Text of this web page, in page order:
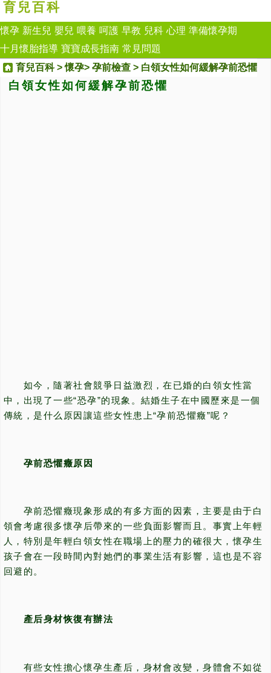
育兒百科
懷孕 新生兒 嬰兒 喂養 呵護 早教 兒科 心理 準備懷孕期
十月懷胎指導 寶寶成長指南 常見問題
育兒百科>懷孕> 孕前檢查 > 白領女性如何緩解孕前恐懼
白領女性如何緩解孕前恐懼
如今，隨著社會競爭日益激烈，在已婚的白領女性當
中，出現了一些“恐孕”的現象。結婚生子在中國歷來是一個
傳統，是什么原因讓這些女性患上“孕前恐懼癥”呢？
孕前恐懼癥原因
孕前恐懼癥現象形成的有多方面的因素，主要是由于白
領會考慮很多懷孕后帶來的一些負面影響而且。事實上年輕
人，特別是年輕白領女性在職場上的壓力的確很大，懷孕生
孩子會在一段時間內對她們的事業生活有影響，這也是不容
回避的。
產后身材恢復有辦法
有些女性擔心懷孕生產后，身材會改變，身體會不如從